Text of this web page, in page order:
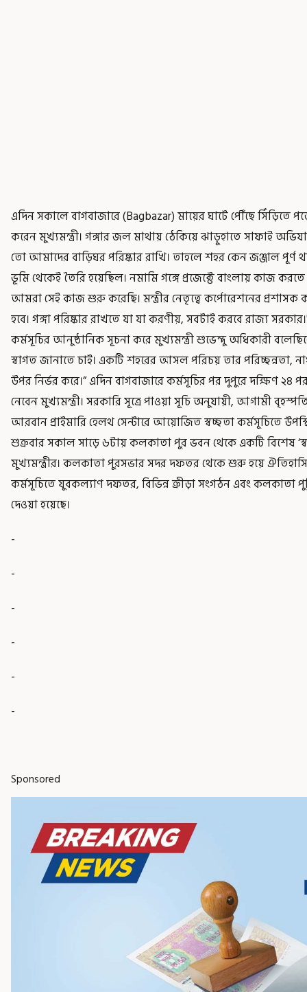
এদিন সকালে বাগবাজারে (Bagbazar) মায়ের ঘাটে পৌঁছে সিঁড়িতে
করেন মুখ্যমন্ত্রী। গঙ্গার জল মাথায় ঠেকিয়ে ঝাড়ুহাতে সাফাই
তো আমাদের বাড়িঘর পরিষ্কার রাখি। তাহলে শহর কেন জঞ্জাল পূর্ণ
ভূমি থেকেই তৈরি হয়েছিল। নমামি গঙ্গে প্রজেক্টে বাংলায় কাজ করতে
আমরা সেই কাজ শুরু করেছি। মন্ত্রীর নেতৃত্বে কর্পোরেশনের
হবে। গঙ্গা পরিষ্কার রাখতে যা যা করণীয়, সবটাই করবে রাজ্য
কর্মসূচির আনুষ্ঠানিক সূচনা করে মুখ্যমন্ত্রী শুভেন্দু অধিকারী
স্বাগত জানাতে চাই। একটি শহরের আসল পরিচয় তার পরিচ্ছন্নতা,
উপর নির্ভর করে।” এদিন বাগবাজারে কর্মসূচির পর দুপুরে দক্ষিণ
নেবেন মুখ্যমন্ত্রী। সরকারি সূত্রে পাওয়া সূচি অনুযায়ী, আগামী
আরবান প্রাইমারি হেলথ সেন্টারে আয়োজিত স্বচ্ছতা কর্মসূচিতে
শুক্রবার সকাল সাড়ে ৬টায় কলকাতা পুর ভবন থেকে একটি বিশেষ
মুখ্যমন্ত্রীর। কলকাতা পুরসভার সদর দফতর থেকে শুরু হয়ে
কর্মসূচিতে যুবকল্যাণ দফতর, বিভিন্ন ক্রীড়া সংগঠন এবং কলকাতা
দেওয়া হয়েছে।
-
-
-
-
-
-
Sponsored